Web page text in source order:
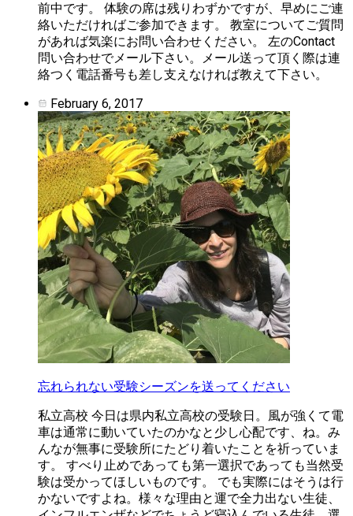
前中です。 体験の席は残りわずかですが、早めにご連
絡いただければご参加できます。 教室についてご質問
があれば気楽にお問い合わせください。 左のContact
問い合わせでメール下さい。メール送って頂く際は連
絡つく電話番号も差し支えなければ教えて下さい。
February 6, 2017
忘れられない受験シーズンを送ってください
私立高校 今日は県内私立高校の受験日。風が強くて電
車は通常に動いていたのかなと少し心配です、ね。み
んなが無事に受験所にたどり着いたことを祈っていま
す。 すべり止めであっても第一選択であっても当然受
験は受かってほしいものです。 でも実際にはそうは行
かないですよね。様々な理由と運で全力出ない生徒、